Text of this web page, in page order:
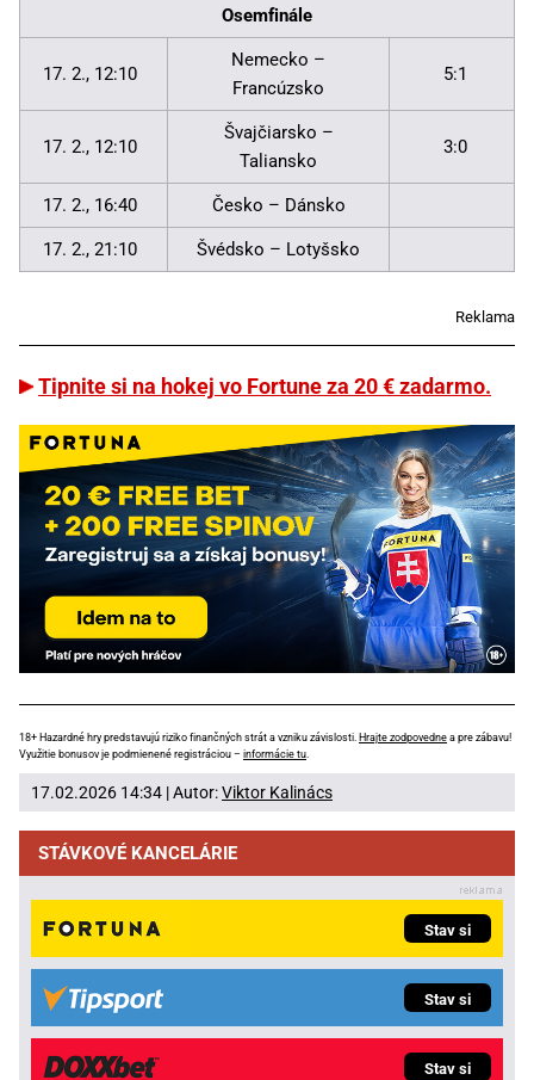
Osemfinále
17. 2., 12:10
Nemecko –
Francúzsko
5:1
17. 2., 12:10
Švajčiarsko –
Taliansko
3:0
17. 2., 16:40 Česko – Dánsko
17. 2., 21:10 Švédsko – Lotyšsko
Reklama
Tipnite si na hokej vo Fortune za 20 € zadarmo.
18+ Hazardné hry predstavujú riziko finančných strát a vzniku závislosti. Hrajte zodpovedne a pre zábavu!
Využitie bonusov je podmienené registráciou – informácie tu.
17.02.2026 14:34 | Autor:Viktor Kalinács
STÁVKOVÉ KANCELÁRIE
Stav si
Stav si
Stav si